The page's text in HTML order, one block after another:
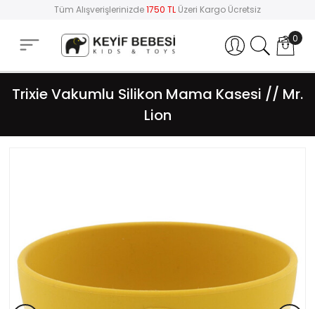
Tüm Alışverişlerinizde1750 TL Üzeri Kargo Ücretsiz
Hesabım 0
Trixie Vakumlu Silikon Mama Kasesi // Mr.
Lion